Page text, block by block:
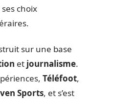
choix
sur une base
et journalisme.
Téléfoot,
Sports, et s’est